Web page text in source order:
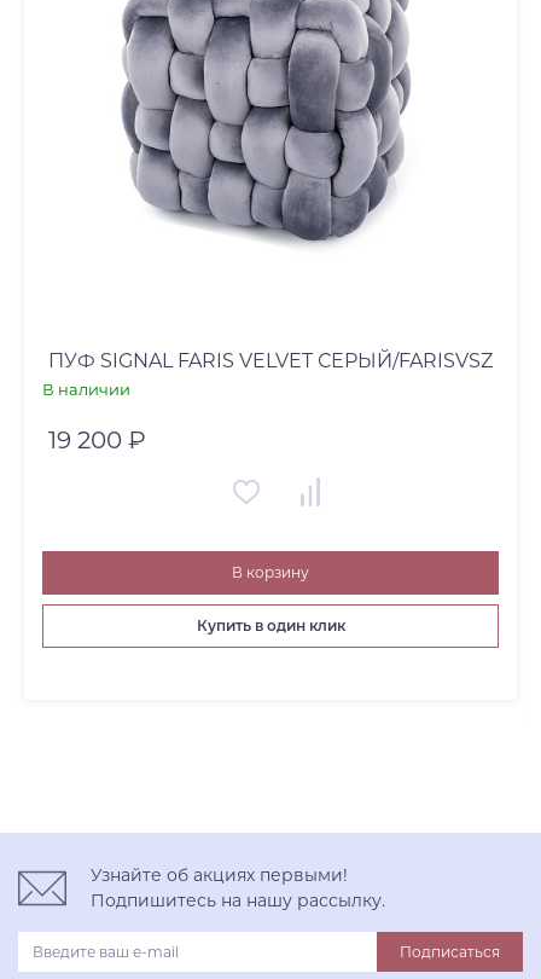
ПУФ SIGNAL FARIS VELVET СЕРЫЙ/FARISVSZ
В наличии
19 200 ₽
В корзину
Купить в один клик
Узнайте об акциях первыми!
Подпишитесь на нашу рассылку.
Подписаться